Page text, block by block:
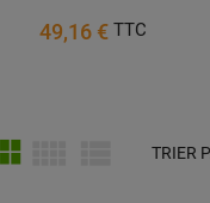
49,16 € TTC
TRIER